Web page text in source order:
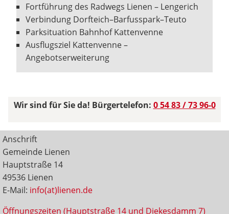
Fortführung des Radwegs Lienen – Lengerich
Verbindung Dorfteich–Barfusspark–Teuto
Parksituation Bahnhof Kattenvenne
Ausflugsziel Kattenvenne –
Angebotserweiterung
Wir sind für Sie da! Bürgertelefon: 0 54 83 / 73 96-0
Anschrift
Gemeinde Lienen
Hauptstraße 14
49536 Lienen
E-Mail: info(at)lienen.de
Öffnungszeiten (Hauptstraße 14 und Diekesdamm 7)